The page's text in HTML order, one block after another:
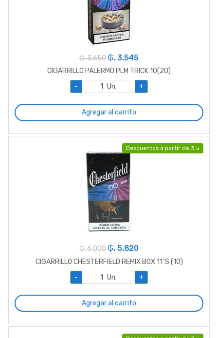
₲. 3.650 ₲. 3.545
CIGARRILLO PALERMO PLM TRICK 10(20)
-
Un. +
Agregar al carrito
Descuentos a partir de 3 u
₲. 6.000 ₲. 5.820
CIGARRILLO CHESTERFIELD REMIX BOX 11`S (10)
-
Un. +
Agregar al carrito